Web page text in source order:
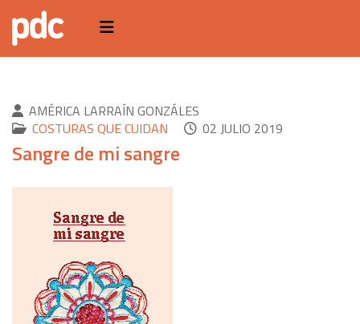
AMÉRICA LARRAÍN GONZÁLES
COSTURAS QUE CUIDAN
02 JULIO 2019
Sangre de mi sangre